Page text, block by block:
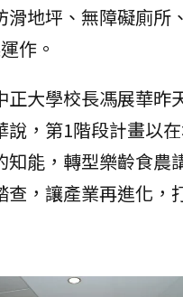
滑地坪、無障礙廁所
作。
正大學校長馮展華昨
說，第1階段計畫以
知能，轉型樂齡食農
查，讓產業再進化，